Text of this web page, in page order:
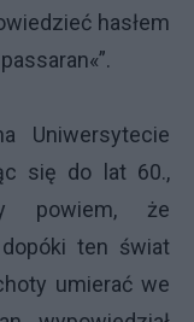
hasłem
Uniwersytecie
się do lat 60.,
powiem, że
ten świat
umierać we